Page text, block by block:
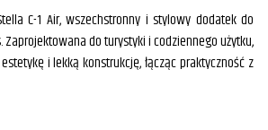
C-1 Air, wszechstronny i stylowy dodatek do
do turystyki i codziennego użytku,
i lekką konstrukcję, łącząc praktyczność z